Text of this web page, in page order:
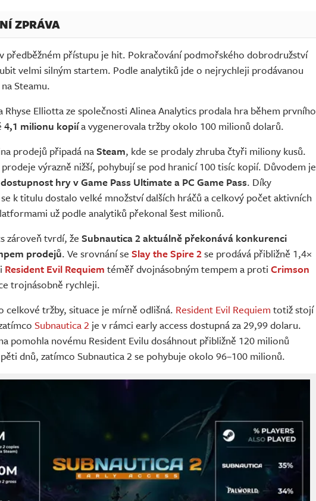
ZPRÁVA
v předběžném přístupu je hit. Pokračování podmořského dobrodružství
velmi silným startem. Podle analytiků jde o nejrychleji prodávanou
Steamu.
Rhyse Elliotta ze společnosti Alinea Analytics prodala hra během prvního
4,1 milionu kopiía vygenerovala tržby okolo 100 milionů dolarů.
prodejů připadá naSteam, kde se prodaly zhruba čtyři miliony kusů.
výrazně nižší, pohybují se pod hranicí 100 tisíc kopií. Důvodem je
dostupnost hry v Game Pass Ultimate a PC Game Pass. Díky
k titulu dostalo velké množství dalších hráčů a celkový počet aktivních
už podle analytiků překonal šest milionů.
zároveň tvrdí, žeSubnautica 2 aktuálně překonává konkurenci
prodejů. Ve srovnání se Slay the Spire 2se prodává přibližně 1,4×
Resident Evil Requiem téměř dvojnásobným tempem a proti Crimson
trojnásobně rychleji.
celkové tržby, situace je mírně odlišná. Resident Evil Requiem totiž stojí
Subnautica 2 je v rámci early access dostupná za 29,99 dolaru.
pomohla novému Resident Evilu dosáhnout přibližně 120 milionů
dnů, zatímco Subnautica 2 se pohybuje okolo 96–100 milionů.